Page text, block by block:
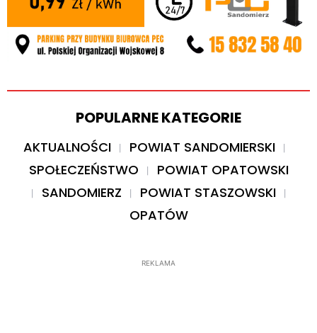
POPULARNE KATEGORIE
AKTUALNOŚCI
POWIAT SANDOMIERSKI
SPOŁECZEŃSTWO
POWIAT OPATOWSKI
SANDOMIERZ
POWIAT STASZOWSKI
OPATÓW
REKLAMA